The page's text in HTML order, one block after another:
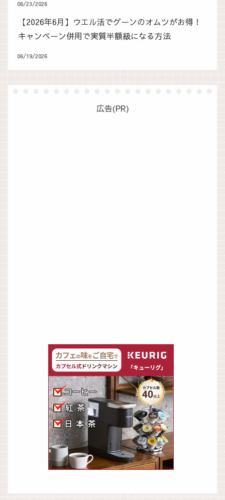
06/23/2026
【2026年6月】ウエル活でグーンのオムツがお得！
キャンペーン併用で実質半額級になる方法
06/19/2026
広告(PR)